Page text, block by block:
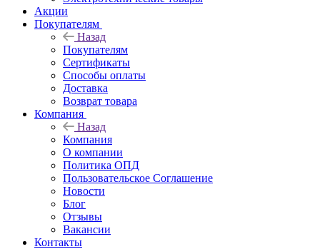
Акции
Покупателям
Назад
Покупателям
Сертификаты
Способы оплаты
Доставка
Возврат товара
Компания
Назад
Компания
О компании
Политика ОПД
Пользовательское Соглашение
Новости
Блог
Отзывы
Вакансии
Контакты